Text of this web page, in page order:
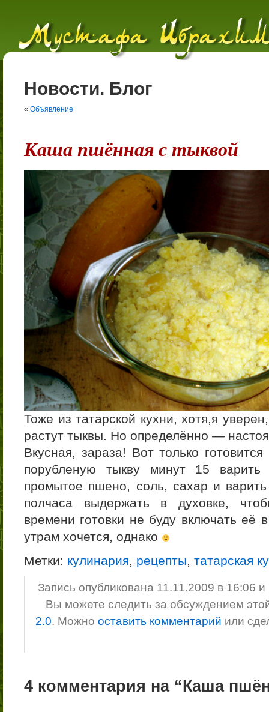
Новости. Блог
« Объявление
Каша пшённая с тыквой
Тоже из татарской кухни, хотя,я
растут тыквы. Но определённо —
Вкусная, зараза! Вот только
порубленую тыкву минут 15
промытое пшено, соль, сахар и
полчаса выдержать в духовке,
времени готовки не буду включать её
утрам хочется, однако
Метки: кулинария рецепты татарская
Запись опубликована 11.11.2009 в 16:06
Вы можете следить за обсуждением
2.0. Можно оставить комментарий или
4 комментария на “Каша